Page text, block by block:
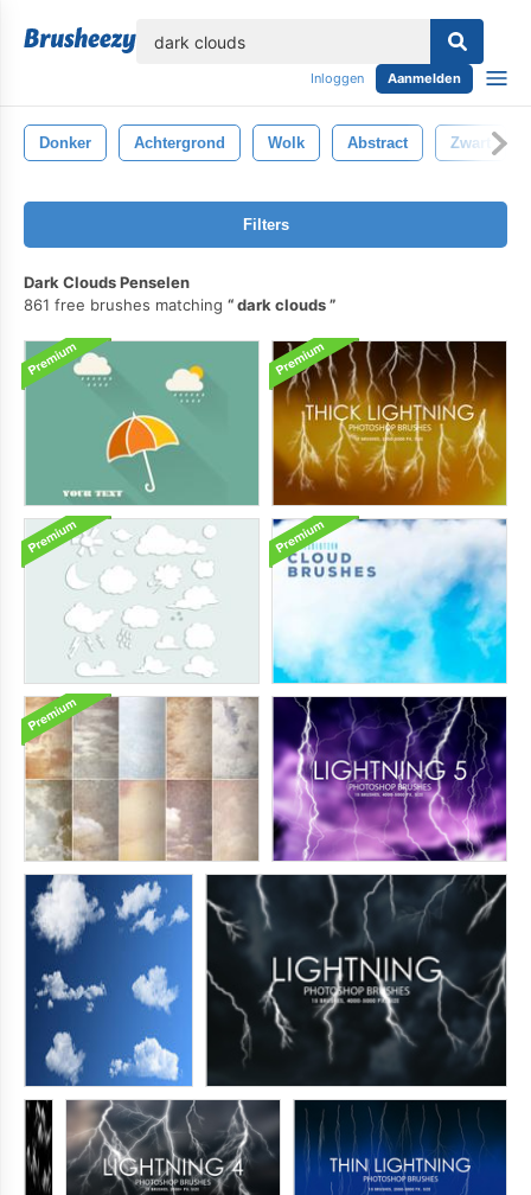
Inloggen Aanmelden
Donker Achtergrond Wolk Abstract Zwart
Filters
Dark Clouds Penselen
861 free brushes matching
dark clouds